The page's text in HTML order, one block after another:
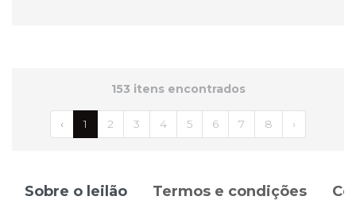
153 itens encontrados
‹ 1 2 3 4 5 6 7 8 ›
Sobre o leilão Termos e condições